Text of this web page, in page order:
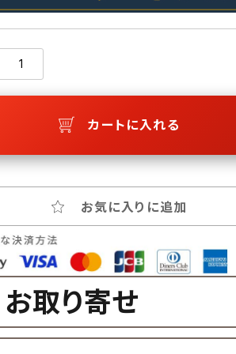
カートに入れる
お気に入りに追加
お取り寄せ